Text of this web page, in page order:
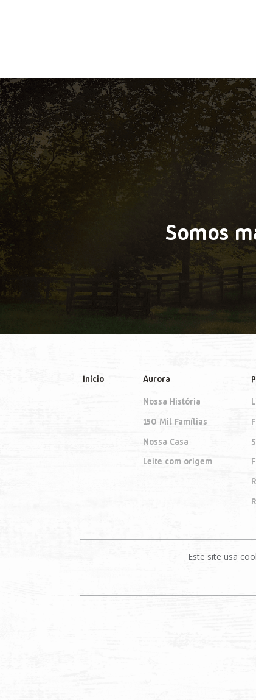
Somos
Início Aurora
Nossa História
150 Mil Famílias
Nossa Casa
Leite com origem
Este site usa